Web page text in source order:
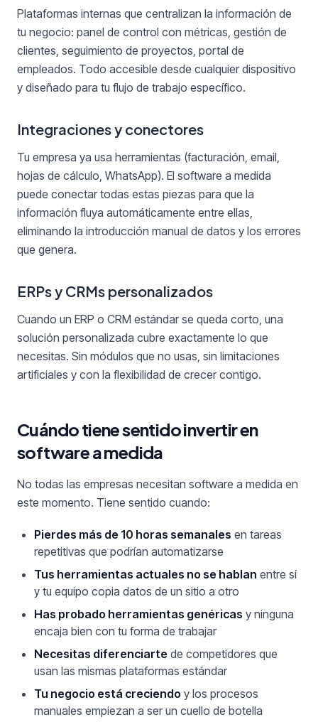
Plataformas internas que centralizan la información de
tu negocio: panel de control con métricas, gestión de
clientes, seguimiento de proyectos, portal de
empleados. Todo accesible desde cualquier dispositivo
y diseñado para tu flujo de trabajo específico.
Integraciones y conectores
Tu empresa ya usa herramientas (facturación, email,
hojas de cálculo, WhatsApp). El software a medida
puede conectar todas estas piezas para que la
información fluya automáticamente entre ellas,
eliminando la introducción manual de datos y los errores
que genera.
ERPs y CRMs personalizados
Cuando un ERP o CRM estándar se queda corto, una
solución personalizada cubre exactamente lo que
necesitas. Sin módulos que no usas, sin limitaciones
artificiales y con la flexibilidad de crecer contigo.
Cuándo tiene sentido invertir en
software a medida
No todas las empresas necesitan software a medida en
este momento. Tiene sentido cuando:
Pierdes más de 10 horas semanales en tareas
repetitivas que podrían automatizarse
Tus herramientas actuales no se hablan entre sí
y tu equipo copia datos de un sitio a otro
Has probado herramientas genéricas y ninguna
encaja bien con tu forma de trabajar
Necesitas diferenciarte de competidores que
usan las mismas plataformas estándar
Tu negocio está creciendo y los procesos
manuales empiezan a ser un cuello de botella